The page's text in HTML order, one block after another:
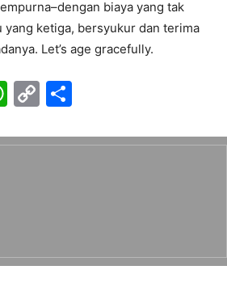
biaya yang tak
yang ketiga, bersyukur dan terima
Let’s age gracefully.
W
at
p
C
p
k
ar